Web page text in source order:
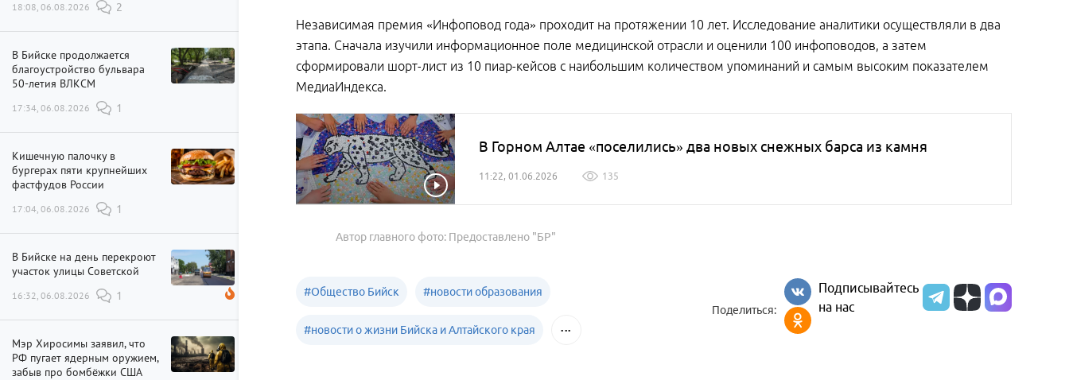
18:08, 06.08.2026 2
В Бийске продолжается
благоустройство бульвара
50-летия ВЛКСМ
17:34, 06.08.2026 1
Кишечную палочку в
бургерах пяти крупнейших
фастфудов России
17:04, 06.08.2026 1
В Бийске на день перекроют
участок улицы Советской
16:32, 06.08.2026 1
Мэр Хиросимы заявил, что
РФ пугает ядерным оружием,
забыв про бомбёжки США
Независимая премия «Инфоповод года» проходит на протяжении 10 лет. Исследование аналитики осуществляли в два
этапа. Сначала изучили информационное поле медицинской отрасли и оценили 100 инфоповодов, а затем
сформировали шорт-лист из 10 пиар-кейсов с наибольшим количеством упоминаний и самым высоким показателем
МедиаИндекса.
В Горном Алтае «поселились» два новых снежных барса из камня
11:22, 01.06.2026 135
Автор главного фото: Предоставлено "БР"
#Общество Бийск #новости образования
#новости о жизни Бийска и Алтайского края
Поделиться:
Подписывайтесь
на нас